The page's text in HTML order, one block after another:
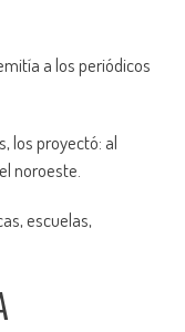
a los periódicos
los proyectó: al
noroeste.
escuelas,